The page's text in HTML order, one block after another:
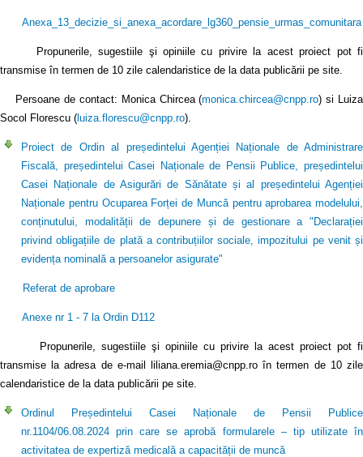
Anexa_13_decizie_si_anexa_acordare_lg360_pensie_urmas_comunitara
Propunerile, sugestiile şi opiniile cu privire la acest proiect pot fi
transmise în termen de 10 zile calendaristice de la data publicării pe site.
Persoane de contact: Monica Chircea (monica.chircea@cnpp.ro) si Luiza
Socol Florescu ( luiza.florescu@cnpp.ro).
Proiect de Ordin al președintelui Agenției Naționale de Administrare
Fiscală, președintelui Casei Naționale de Pensii Publice, președintelui
Casei Naționale de Asigurări de Sănătate și al președintelui Agenției
Naționale pentru Ocuparea Forței de Muncă pentru aprobarea modelului,
conținutului, modalității de depunere și de gestionare a "Declarației
privind obligațiile de plată a contribuțiilor sociale, impozitului pe venit și
evidența nominală a persoanelor asigurate"
Referat de aprobare
Anexe nr 1 - 7 la Ordin D112
Propunerile, sugestiile şi opiniile cu privire la acest proiect pot fi
transmise la adresa de e-mail liliana.eremia@cnpp.ro în termen de 10 zile
calendaristice de la data publicării pe site.
Ordinul Președintelui Casei Naționale de Pensii Publice
nr.1104/06.08.2024 prin care se aprobă formularele – tip utilizate în
activitatea de expertiză medicală a capacității de muncă